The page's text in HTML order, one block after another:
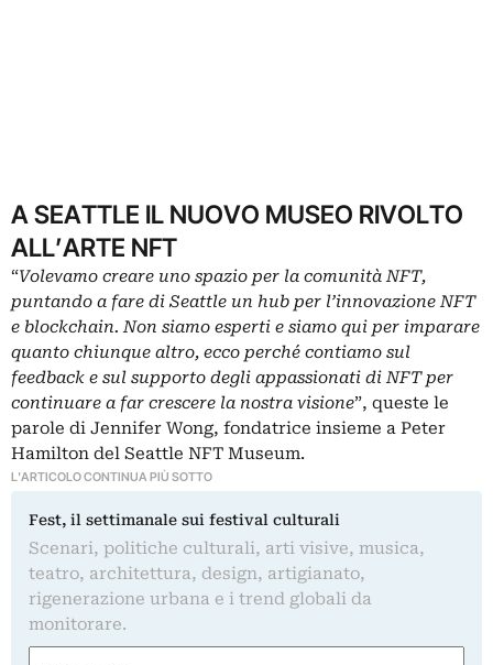
A SEATTLE IL NUOVO MUSEO RIVOLTO
ALL’ARTE NFT
“Volevamo creare uno spazio per la comunità NFT,
puntando a fare di Seattle un hub per l’innovazione NFT
e blockchain. Non siamo esperti e siamo qui per imparare
quanto chiunque altro, ecco perché contiamo sul
feedback e sul supporto degli appassionati di NFT per
continuare a far crescere la nostra visione”, queste le
parole di Jennifer Wong, fondatrice insieme a Peter
Hamilton del Seattle NFT Museum.
L'ARTICOLO CONTINUA PIÙ SOTTO
Fest, il settimanale sui festival culturali
Scenari, politiche culturali, arti visive, musica,
teatro, architettura, design, artigianato,
rigenerazione urbana e i trend globali da
monitorare.